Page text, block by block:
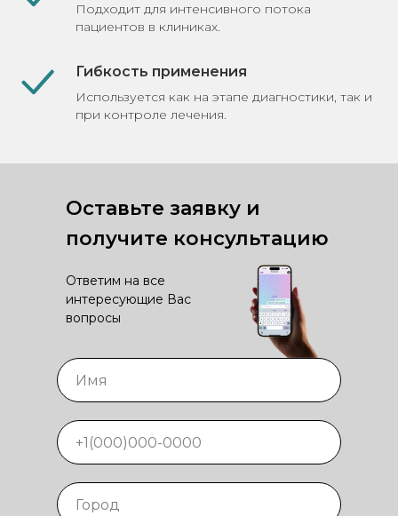
Подходит для интенсивного потока
пациентов в клиниках.
Гибкость применения
Используется как на этапе диагностики, так и
при контроле лечения.
Оставьте заявку и
получите консультацию
Ответим на все
интересующие Вас
вопросы